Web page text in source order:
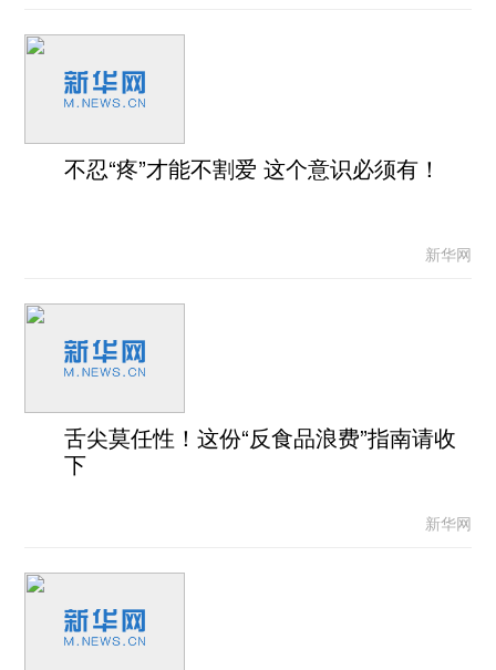
不忍“疼”才能不割爱 这个意识必须有！
新华网
舌尖莫任性！这份“反食品浪费”指南请收
下
新华网